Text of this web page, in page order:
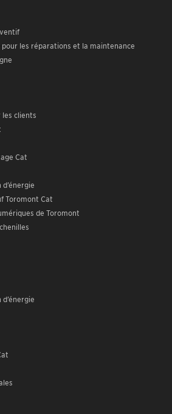
les réparations et la maintenance
les clients
Cat
Toromont Cat
de Toromont